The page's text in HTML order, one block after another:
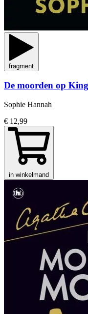
fragment
De moorden op
Sophie Hannah
€ 12,99
in winkelmand